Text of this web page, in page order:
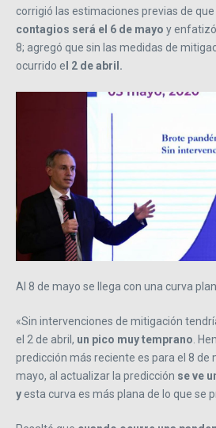
corrigió las estimaciones previas de que
contagios será el 6 de mayo y
8; agregó que sin las medidas de
ocurrido el 2 de abril.
Al 8 de mayo se llega con una curva
«Sin intervenciones de mitigación
el 2 de abril, un pico muy temprano .
predicción más reciente es para el 8 de
mayo, al actualizar la predicción se ve
yesta curva es más plana de lo que se